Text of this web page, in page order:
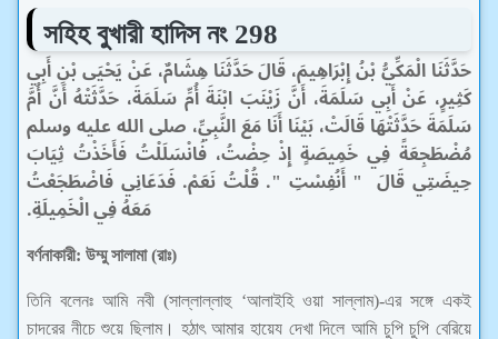
সহিহ বুখারীহাদিস নং 298
حَدَّثَنَا الْمَكِّيُّ بْنُ إِبْرَاهِيمَ، قَالَ حَدَّثَنَا هِشَامٌ، عَنْ يَحْيَى بْنِ أَبِي
كَثِيرٍ، عَنْ أَبِي سَلَمَةَ، أَنَّ زَيْنَبَ ابْنَةَ أُمِّ سَلَمَةَ، حَدَّثَتْهُ أَنَّ أُمَّ
سَلَمَةَ حَدَّثَتْهَا قَالَتْ، بَيْنَا أَنَا مَعَ النَّبِيِّ، صلى الله عليه وسلم
مُضْطَجِعَةً فِي خَمِيصَةٍ إِذْ حِضْتُ، فَانْسَلَلْتُ فَأَخَذْتُ ثِيَابَ
حِيضَتِي قَالَ ‏ "‏ أَنُفِسْتِ ‏"‏‏.‏ قُلْتُ نَعَمْ‏.‏ فَدَعَانِي فَاضْطَجَعْتُ
مَعَهُ فِي الْخَمِيلَةِ‏.‏
বর্ণনাকারী: উম্মু সালামা (রাঃ)
তিনি বলেনঃ আমি নবী (সাল্লাল্লাহু ‘আলাইহি ওয়া সাল্লাম)-এর সঙ্গে একই
চাদরের নীচে শুয়ে ছিলাম। হঠাৎ আমার হায়েয দেখা দিলে আমি চুপি চুপি বেরিয়ে